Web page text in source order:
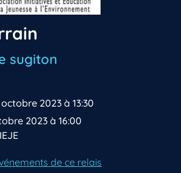
sugiton
2023 à 13:30
2023 à 16:00
de ce relais